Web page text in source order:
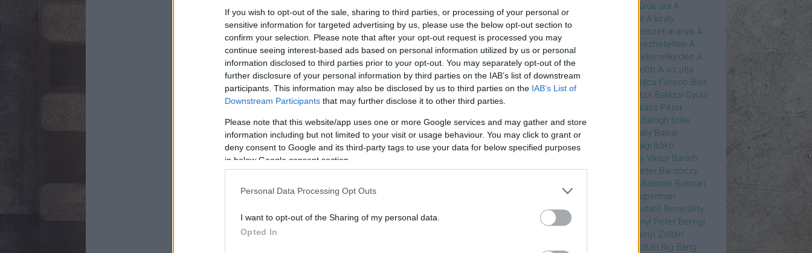
If you wish to opt-out of the sale, sharing to third parties, or processing of your personal or
sensitive information for targeted advertising by us, please use the below opt-out section to
confirm your selection. Please note that after your opt-out request is processed you may
continue seeing interest-based ads based on personal information utilized by us or personal
information disclosed to third parties prior to your opt-out. You may separately opt-out of the
further disclosure of your personal information by third parties on the IAB’s list of downstream
participants. This information may also be disclosed by us to third parties on the IAB’s List of
Downstream Participants that may further disclose it to other third parties.
Please note that this website/app uses one or more Google services and may gather and store
information including but not limited to your visit or usage behaviour. You may click to grant or
deny consent to Google and its third-party tags to use your data for below specified purposes
in below Google consent section.
Personal Data Processing Opt Outs
I want to opt-out of the Sharing of my personal data.
Opted In
A gyűrűk ura A
Hangya és a Darázs
A hobbit A király
beszéde A kis hableány A nemzet aranya A
Notre Dame i toronyőr
A sebezhetetlen A
sötét lovag A sötét lovag - Felemelkedés A
szomszéd nője mindig zöldebb A víz útja
Baby Driver Bácskai János Bács Ferenc Bad
Boys Bajos csajok Balázs Balázsi Gyula
Balázs Péter
Baldurs Gate 3
Balogh Erika
Balogh Mix Stúdió
Balog Mihály Balsai
Mónika Bánfalvi Eszter
Bánsági Ildikó
Baradlay Viktor Baráth
István Barát Attia Barbinek Péter Bardóczy
Batman Batman
Superman ellen
Batman v Superman
Beetlejuice
bemutató Benedikty
Marcell
Benkő Péter Bercsényi Péter Beregi
Berzsenyi Zoltán
Bezerédi Zoltán Big Bang